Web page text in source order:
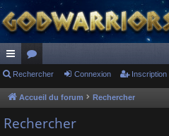
ac
co
ur
or
u
m
Rechercher Connexion Inscription
Accueil du forum Rechercher
Rechercher